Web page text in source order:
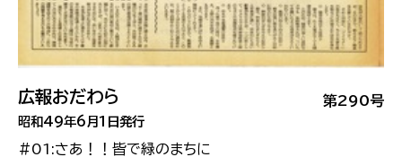
第290号
広報おだわら
昭和49年6月1日発行
#01:さあ！！皆で緑のまちに